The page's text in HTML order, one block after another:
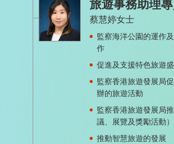
旅遊事務助理
蔡慧婷女士
監察海洋公園的運作
作
促進及支援特色旅遊
監察香港旅遊發展局
辦的旅遊活動
監察香港旅遊發展局
議、展覽及獎勵活動
推動智慧旅遊的發展